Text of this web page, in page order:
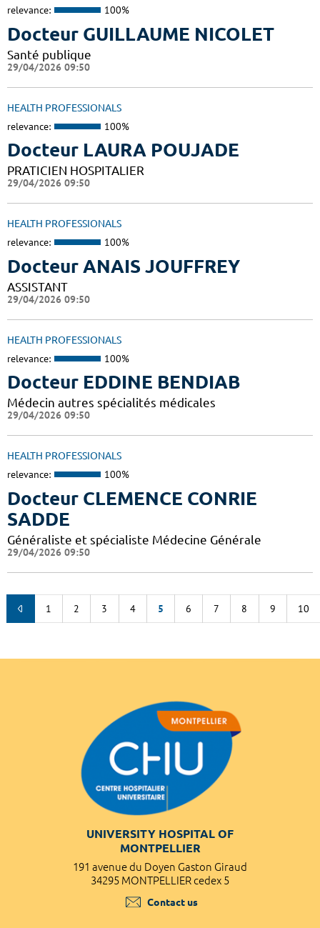
relevance: 100%
Docteur GUILLAUME NICOLET
Santé publique
29/04/2026 09:50
HEALTH PROFESSIONALS
relevance: 100%
Docteur LAURA POUJADE
PRATICIEN HOSPITALIER
29/04/2026 09:50
HEALTH PROFESSIONALS
relevance: 100%
Docteur ANAIS JOUFFREY
ASSISTANT
29/04/2026 09:50
HEALTH PROFESSIONALS
relevance: 100%
Docteur EDDINE BENDIAB
Médecin autres spécialités médicales
29/04/2026 09:50
HEALTH PROFESSIONALS
relevance: 100%
Docteur CLEMENCE CONRIE
SADDE
Généraliste et spécialiste Médecine Générale
29/04/2026 09:50
1 2 3 4 5 6 7 8 9 10
UNIVERSITY HOSPITAL OF
MONTPELLIER
191 avenue du Doyen Gaston Giraud
34295 MONTPELLIER cedex 5
Contact us